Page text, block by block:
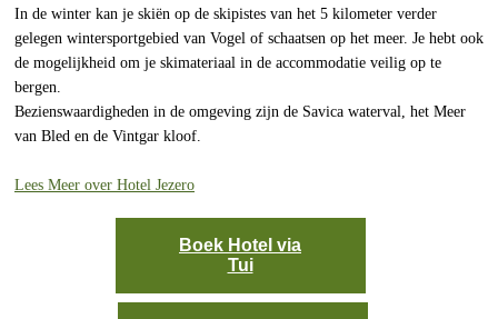
In de winter kan je skiën op de skipistes van het 5 kilometer verder
gelegen wintersportgebied van Vogel of schaatsen op het meer. Je hebt ook
de mogelijkheid om je skimateriaal in de accommodatie veilig op te
bergen.
Bezienswaardigheden in de omgeving zijn de Savica waterval, het Meer
van Bled en de Vintgar kloof.
Lees Meer over Hotel Jezero
Boek Hotel via
Tui